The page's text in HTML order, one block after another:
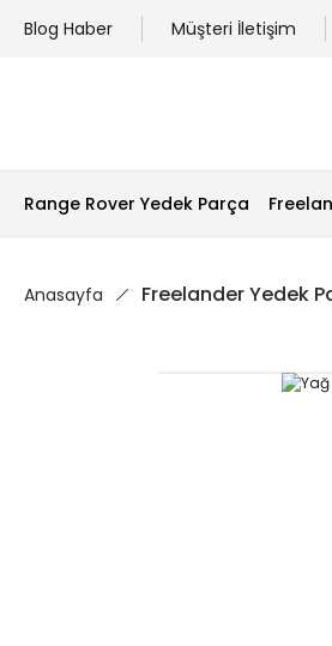
Blog Haber Müşteri İletişim
Range Rover Yedek Parça
Anasayfa Freelander Yedek